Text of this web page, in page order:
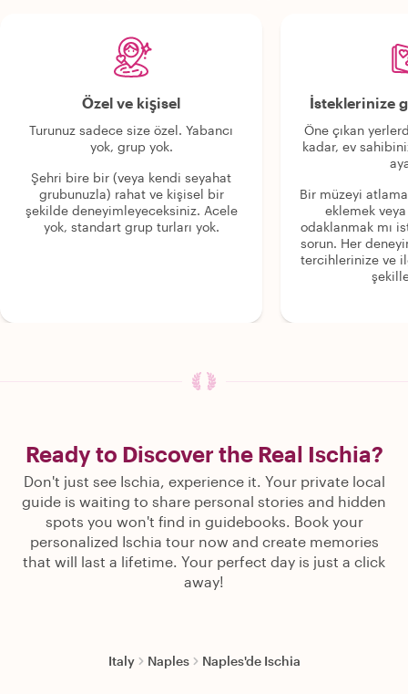
Özel ve kişisel
Turunuz sadece size özel. Yabancı
yok, grup yok.
Şehri bire bir (veya kendi seyahat
grubunuzla) rahat ve kişisel bir
şekilde deneyimleyeceksiniz. Acele
yok, standart grup turları yok.
İsteklerinize
Öne çıkan
kadar, ev
Bir müzeyi
eklemek
odaklanmak mı
sorun. Her
tercihlerinize ve
Ready to Discover the Real Ischia?
Don't just see Ischia, experience it. Your private local
guide is waiting to share personal stories and hidden
spots you won't find in guidebooks. Book your
personalized Ischia tour now and create memories
that will last a lifetime. Your perfect day is just a click
away!
Italy Naples Naples'de Ischia